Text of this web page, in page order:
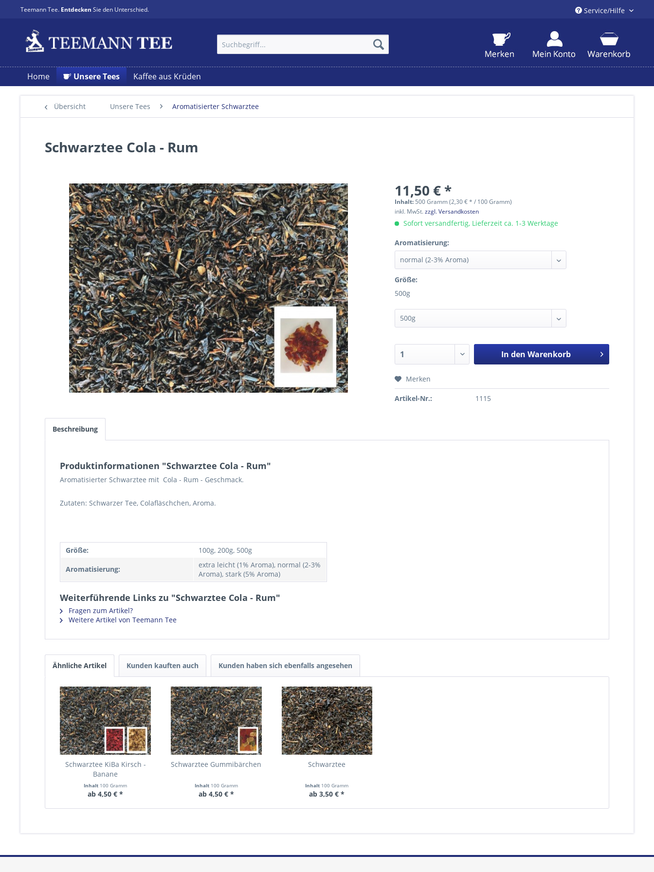
Teemann Tee. Entdecken Sie den Unterschied. Service/Hilfe
Home Unsere Tees Kaffee aus Krüden
Übersicht Unsere Tees Aromatisierter Schwarztee
Schwarztee Cola - Rum
11,50 € *
Inhalt: 500 Gramm (2,30 € * / 100 Gramm)
inkl. MwSt.zzgl. Versandkosten
Sofort versandfertig, Lieferzeit ca. 1-3 Werktage
Aromatisierung:
Größe:
500g
In den Warenkorb
Merken
Artikel-Nr.: 1115
Beschreibung
Produktinformationen "Schwarztee Cola - Rum"
Aromatisierter Schwarztee mit Cola - Rum - Geschmack.
Zutaten: Schwarzer Tee, Colafläschchen, Aroma.
Größe: 100g, 200g, 500g
Aromatisierung:
extra leicht (1% Aroma), normal (2-3%
Aroma), stark (5% Aroma)
Weiterführende Links zu "Schwarztee Cola - Rum"
Fragen zum Artikel?
Weitere Artikel von Teemann Tee
Ähnliche Artikel Kunden kauften auch Kunden haben sich ebenfalls angesehen
Schwarztee KiBa Kirsch -
Banane
Inhalt 100 Gramm
ab 4,50 € *
Schwarztee Gummibärchen
Inhalt 100 Gramm
ab 4,50 € *
Schwarztee
Inhalt 100 Gramm
ab 3,50 € *